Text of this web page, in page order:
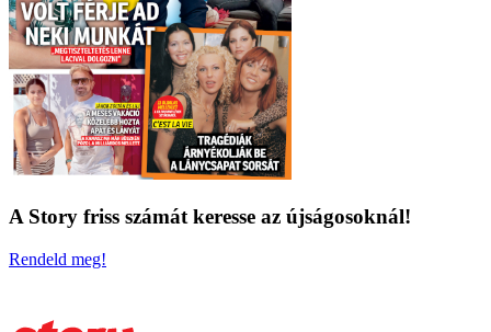
A Story friss számát keresse az újságosoknál!
Rendeld meg!